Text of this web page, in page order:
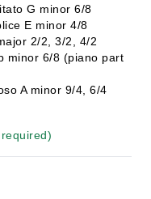
G minor 6/8
E minor 4/8
2/2, 3/2, 4/2
minor 6/8 (piano part
A minor 9/4, 6/4